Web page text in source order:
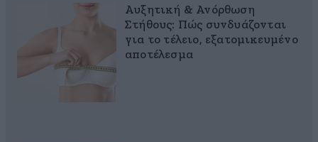
Αυξητική & Ανόρθωση
Στήθους: Πώς συνδυάζονται
για το τέλειο, εξατομικευμένο
αποτέλεσμα